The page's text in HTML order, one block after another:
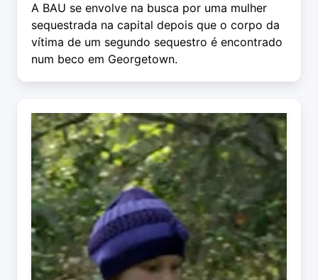
A BAU se envolve na busca por uma mulher
sequestrada na capital depois que o corpo da
vítima de um segundo sequestro é encontrado
num beco em Georgetown.